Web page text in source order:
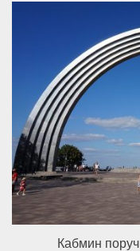
Кабмин